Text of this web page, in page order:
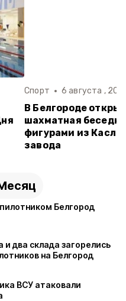
Спорт 6 августа ,
В Белгороде
шахматная
фигурами из
завода
Белгород
два склада загорелись
на Белгород
ВСУ атаковали